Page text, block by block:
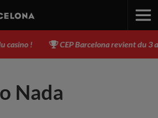
! CEP Barcelona revient du 3 au
Nada